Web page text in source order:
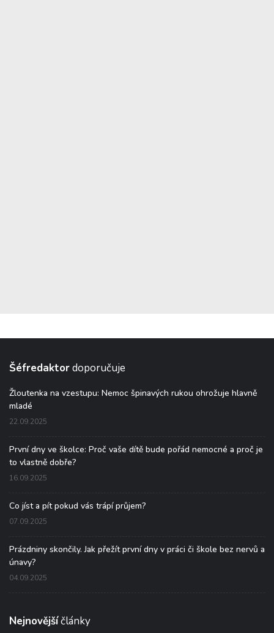
Šéfredaktordoporučuje
Žloutenka na vzestupu: Nemoc špinavých rukou ohrožuje hlavně
mladé
22.09.2025
První dny ve školce: Proč vaše dítě bude pořád nemocné a proč je
to vlastně dobře?
16.09.2025
Co jíst a pít pokud vás trápí průjem?
07.09.2025
Prázdniny skončily. Jak přežít první dny v práci či škole bez nervů a
únavy?
04.09.2025
Nejnovějšíčlánky